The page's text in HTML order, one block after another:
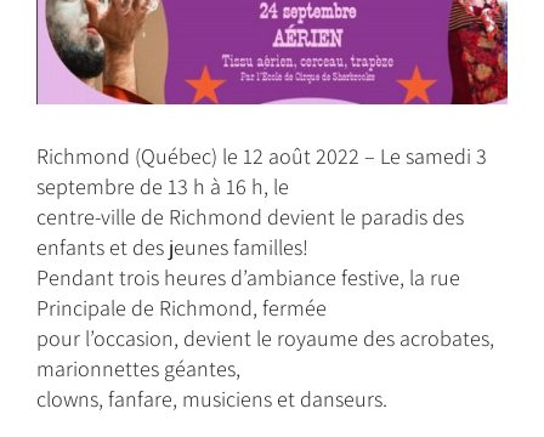
Richmond (Québec) le 12 août 2022 – Le samedi 3
septembre de 13 h à 16 h, le
centre-ville de Richmond devient le paradis des
enfants et des jeunes familles!
Pendant trois heures d’ambiance festive, la rue
Principale de Richmond, fermée
pour l’occasion, devient le royaume des acrobates,
marionnettes géantes,
clowns, fanfare, musiciens et danseurs.